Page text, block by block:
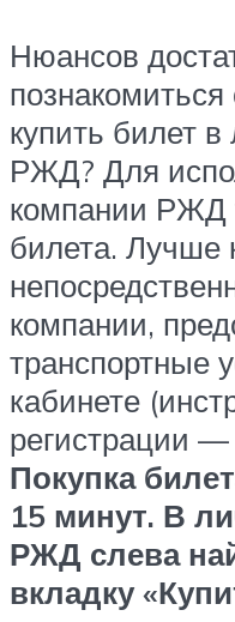
Нюансов
купить билет
РЖД? Для
компании РЖД
билета. Лучше
компании,
транспортные
кабинете
регистрации
Покупка
15 минут. В
РЖД слева
вкладку